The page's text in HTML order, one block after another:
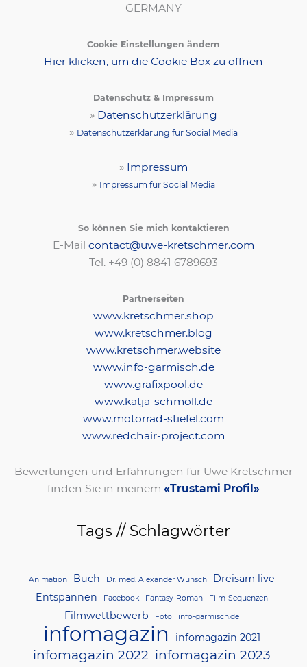
GERMANY
Cookie Einstellungen ändern
Hier klicken, um die Cookie Box zu öffnen
Datenschutz & Impressum
» Datenschutzerklärung
» Datenschutzerklärung für Social Media
» Impressum
» Impressum für Social Media
So können Sie mich kontaktieren
E-Mail contact@uwe-kretschmer.com
Tel. +49 (0) 8841 6789693‬
Partnerseiten
www.kretschmer.shop
www.kretschmer.blog
www.kretschmer.website
www.info-garmisch.de
www.grafixpool.de
www.katja-schmoll.de
www.motorrad-stiefel.com
www.redchair-project.com
Bewertungen und Erfahrungen für Uwe Kretschmer
finden Sie in meinem «Trustami Profil»
Tags // Schlagwörter
Animation Buch Dr. med. Alexander Wunsch
Dreisam live
Entspannen
Facebook Fantasy-Roman Film-Sequenzen
Filmwettbewerb Foto info-garmisch.de
infomagazin infomagazin 2021
infomagazin 2022 infomagazin 2023